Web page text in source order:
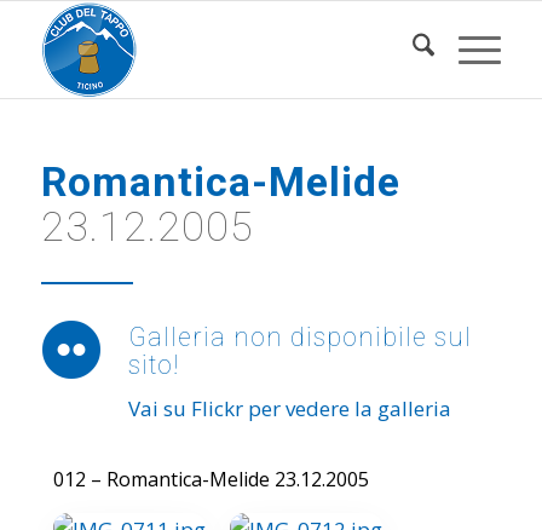
Romantica-Melide
23.12.2005
Galleria non disponibile sul
sito!
Vai su Flickr per vedere la galleria
012 – Romantica-Melide 23.12.2005